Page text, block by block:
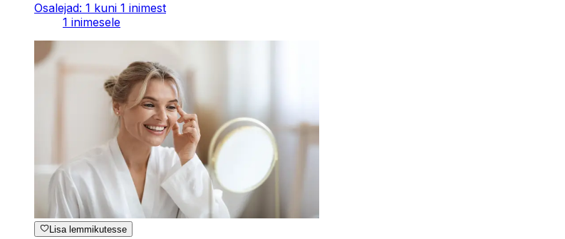
Osalejad: 1 kuni 1 inimest
1 inimesele
Lisa lemmikutesse